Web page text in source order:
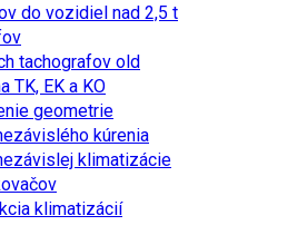
do vozidiel nad 2,5 t
tachografov old
TK, EK a KO
geometrie
kúrenia
klimatizácie
klimatizácií